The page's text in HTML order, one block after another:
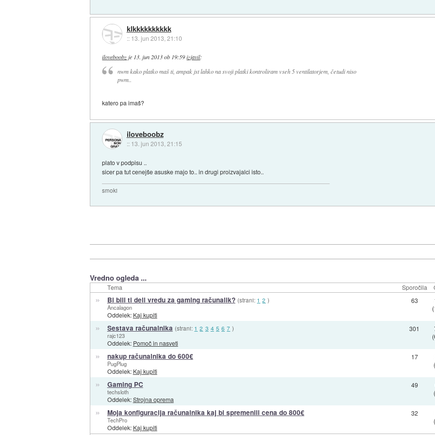
klkkkkkkkkkk
:: 13. jun 2013, 21:10
iloveboobz je 13. jun 2013 ob 19:59 izjavil:
nwm kako platko maš ti, ampak jst lahko na svoji platki kontroliram vseh 5 ventilatorjem, četudi niso
pwm..
katero pa imaš?
iloveboobz
:: 13. jun 2013, 21:15
plato v podpisu ..
sicer pa tut cenejše asuske majo to.. in drugi proizvajalci isto..
smoki
Vredno ogleda ...
Tema Sporočila
» Bi bili ti deli vredu za gaming računalik? (strani: 1 2 )
Ancalagon
Oddelek: Kaj kupiti
63
» Sestava računalnika (strani: 1 2 3 4 5 6 7 )
rajc123
Oddelek: Pomoč in nasveti
301
» nakup računalnika do 600€
PugPlug
Oddelek: Kaj kupiti
17
» Gaming PC
techsloth
Oddelek:Strojna oprema
49
» Moja konfiguracija računalnika kaj bi spremenili cena do 800€
TechPro
Oddelek: Kaj kupiti
32